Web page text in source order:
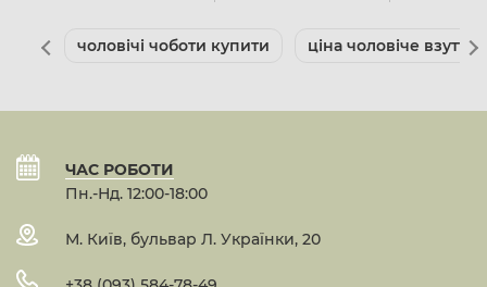
чоловічі чоботи купити ціна чоловіче взуття
ЧАС РОБОТИ
Пн.-Нд. 12:00-18:00
М. Київ, бульвар Л. Українки, 20